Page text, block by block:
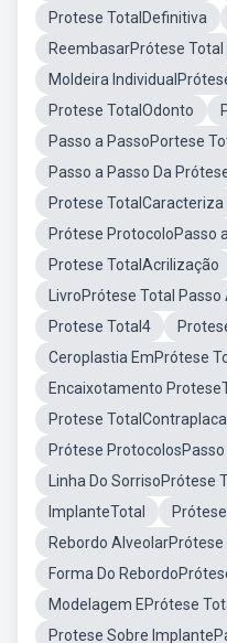
Protese TotalDefinitiva
ReembasarPrótese Total
Moldeira
Protese TotalOdonto
Passo a PassoPortese
Passo a Passo Da
Protese TotalCaracteriza
Prótese ProtocoloPasso
Protese TotalAcrilização
LivroPrótese Total Passo
Protese Total4
Ceroplastia EmPrótese
Encaixotamento
Protese
Prótese ProtocolosPasso
Linha Do SorrisoPrótese
ImplanteTotal
Rebordo AlveolarPrótese
Forma Do
Modelagem EPrótese
Protese Sobre